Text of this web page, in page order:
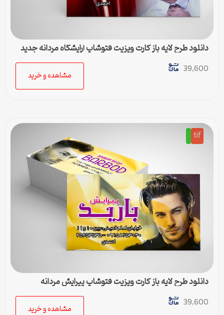
دانلود طرح لایه باز کارت ویزیت فتوشاپ آرایشگاه مردانه جدید
39,600
مشاهده و خرید
tif
دانلود طرح لایه باز کارت ویزیت فتوشاپ پیرایش مردانه
39,600
مشاهده و خرید